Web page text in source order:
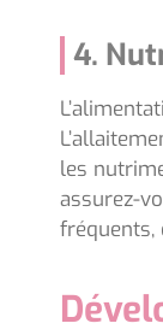
4.
les
assurez-
fréquents,